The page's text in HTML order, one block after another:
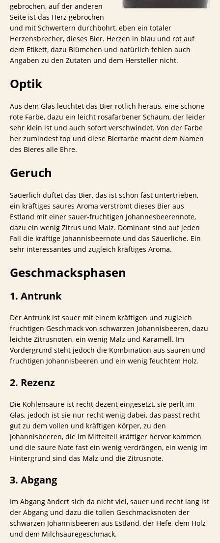
gebrochen, auf der anderen
Seite ist das Herz gebrochen
und mit Schwertern durchbohrt, eben ein totaler
Herzensbrecher, dieses Bier. Herzen in blau und rot auf
dem Etikett, dazu Blümchen und natürlich fehlen auch
Angaben zu den Zutaten und dem Hersteller nicht.
Optik
Aus dem Glas leuchtet das Bier rötlich heraus, eine schöne
rote Farbe, dazu ein leicht rosafarbener Schaum, der leider
sehr klein ist und auch sofort verschwindet. Von der Farbe
her zumindest top und diese Bierfarbe macht dem Namen
des Bieres alle Ehre.
Geruch
Säuerlich duftet das Bier, das ist schon fast untertrieben,
ein kräftiges saures Aroma verströmt dieses Bier aus
Estland mit einer sauer-fruchtigen Johannesbeerennote,
dazu ein wenig Zitrus und Malz. Dominant sind auf jeden
Fall die kräftige Johannisbeernote und das Säuerliche. Ein
sehr interessantes und zugleich kräftiges Aroma.
Geschmacksphasen
1. Antrunk
Der Antrunk ist sauer mit einem kräftigen und zugleich
fruchtigen Geschmack von schwarzen Johannisbeeren, dazu
leichte Zitrusnoten, ein wenig Malz und Karamell. Im
Vordergrund steht jedoch die Kombination aus sauren und
fruchtigen Johannisbeeren und ein wenig feuchtem Holz.
2. Rezenz
Die Kohlensäure ist recht dezent eingesetzt, sie perlt im
Glas, jedoch ist sie nur recht wenig dabei, das passt recht
gut zu dem vollen und kräftigen Körper, zu den
Johannisbeeren, die im Mittelteil kräftiger hervor kommen
und die saure Note fast ein wenig verdrängen, ein wenig im
Hintergrund sind das Malz und die Zitrusnote.
3. Abgang
Im Abgang ändert sich da nicht viel, sauer und recht lang ist
der Abgang und dazu die tollen Geschmacksnoten der
schwarzen Johannisbeeren aus Estland, der Hefe, dem Holz
und dem Milchsäuregeschmack.